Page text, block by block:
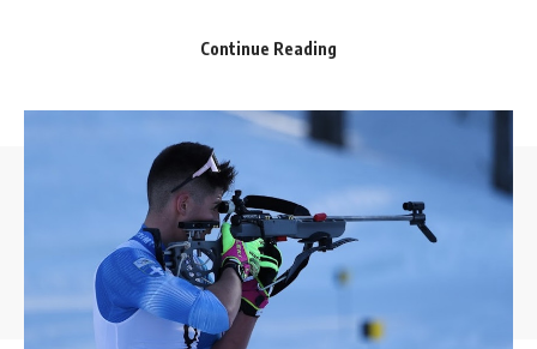
Continue Reading
© 2025 florinapress.gr